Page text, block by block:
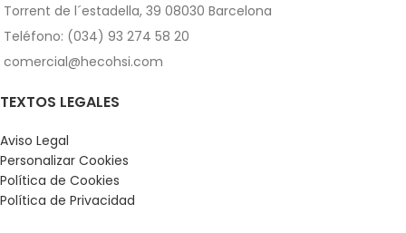
Torrent de l´estadella, 39 08030 Barcelona
Teléfono: (034) 93 274 58 20
comercial@hecohsi.com
TEXTOS LEGALES
Aviso Legal
Personalizar Cookies
Política de Cookies
Política de Privacidad